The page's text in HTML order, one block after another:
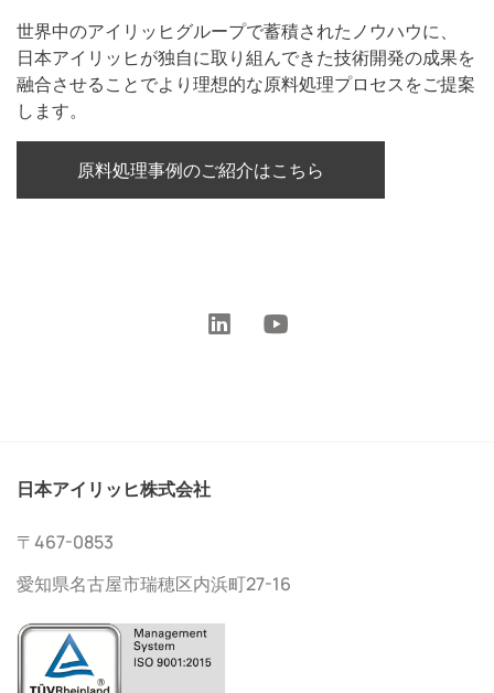
世界中のアイリッヒグループで蓄積されたノウハウに、
日本アイリッヒが独自に取り組んできた技術開発の成果を
融合させることでより理想的な原料処理プロセスをご提案
します。
原料処理事例のご紹介はこちら
日本アイリッヒ株式会社
〒467-0853
愛知県名古屋市瑞穂区内浜町27-16